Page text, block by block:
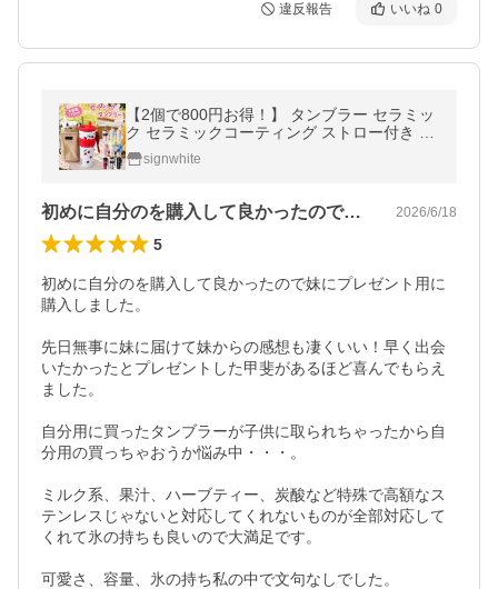
違反報告 いいね 0
【2個で800円お得！】 タンブラー セラミッ
ク セラミックコーティング ストロー付き す
ずらん ストロー付きタンブラー 水筒 持ち運
び マグボトル
signwhite
初めに自分のを購入して良かったので妹に… 2026/6/18
5
初めに自分のを購入して良かったので妹にプレゼント用に
購入しました。
先日無事に妹に届けて妹からの感想も凄くいい！早く出会
いたかったとプレゼントした甲斐があるほど喜んでもらえ
ました。
自分用に買ったタンブラーが子供に取られちゃったから自
分用の買っちゃおうか悩み中・・・。
ミルク系、果汁、ハーブティー、炭酸など特殊で高額なス
テンレスじゃないと対応してくれないものが全部対応して
くれて氷の持ちも良いので大満足です。
可愛さ、容量、氷の持ち私の中で文句なしでした。